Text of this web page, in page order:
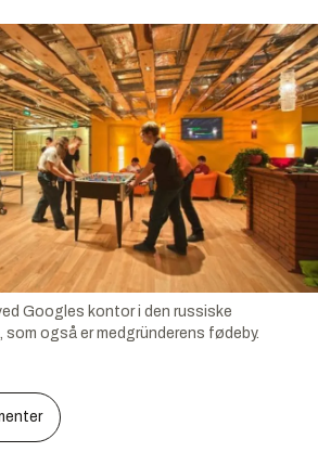
Googles kontor i den russiske
også er medgründerens fødeby.